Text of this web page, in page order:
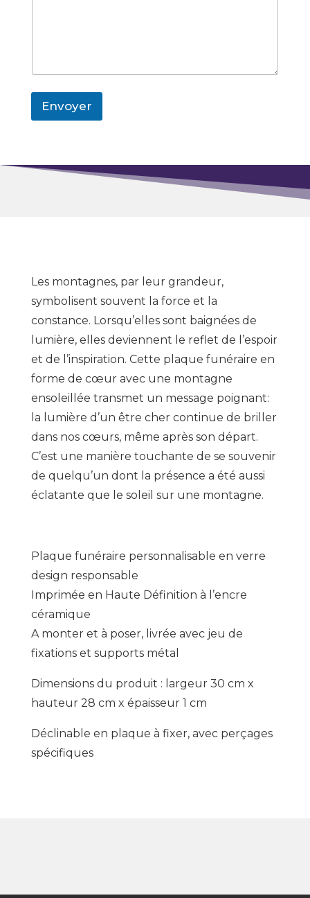
Envoyer
Les montagnes, par leur grandeur,
symbolisent souvent la force et la
constance. Lorsqu’elles sont baignées de
lumière, elles deviennent le reflet de l’espoir
et de l’inspiration. Cette plaque funéraire en
forme de cœur avec une montagne
ensoleillée transmet un message poignant:
la lumière d’un être cher continue de briller
dans nos cœurs, même après son départ.
C’est une manière touchante de se souvenir
de quelqu’un dont la présence a été aussi
éclatante que le soleil sur une montagne.
Plaque funéraire personnalisable en verre
design responsable
Imprimée en Haute Définition à l’encre
céramique
A monter et à poser, livrée avec jeu de
fixations et supports métal
Dimensions du produit : largeur 30 cm x
hauteur 28 cm x épaisseur 1 cm
Déclinable en plaque à fixer, avec perçages
spécifiques